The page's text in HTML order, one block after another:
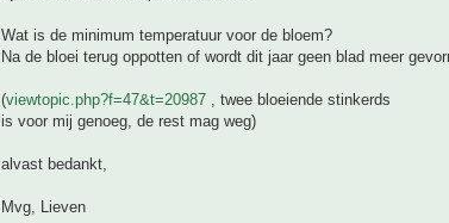
Wat is de minimum temperatuur voor de bloem?
Na de bloei terug oppotten of wordt dit jaar geen blad meer
(viewtopic.php?f=47&t=20987 , twee bloeiende stinkerds
is voor mij genoeg, de rest mag weg)
alvast bedankt,
Mvg, Lieven